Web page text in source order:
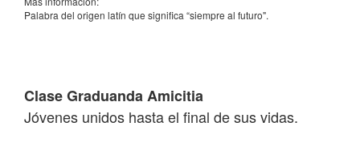
Palabra del origen latín que significa “siempre al futuro".
Clase Graduanda Amicitia
Jóvenes unidos hasta el final de sus vidas.